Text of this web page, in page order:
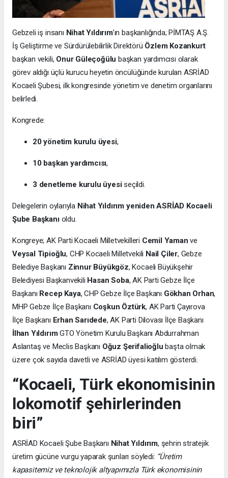
Gebzeli iş insanı Nihat Yıldırım’ın başkanlığında; PİMTAŞ A.Ş.
İş Geliştirme ve Sürdürülebilirlik Direktörü Özlem Kozankurt
başkan vekili, Onur Güleçoğülu başkan yardımcısı olarak
görev aldığı üçlü kurucu heyetin öncülüğünde kurulan ASRİAD
Kocaeli Şubesi, ilk kongresinde yönetim ve denetim organlarını
belirledi.
Kongrede:
20 yönetim kurulu üyesi,
10 başkan yardımcısı,
3 denetleme kurulu üyesiseçildi.
Delegelerin oylarıyla Nihat Yıldırım yeniden ASRİAD Kocaeli
Şube Başkanıoldu.
Kongreye; AK Parti Kocaeli Milletvekilleri Cemil Yaman ve
Veysal Tipioğlu, CHP Kocaeli Milletvekili Nail Çiler, Gebze
Belediye Başkanı Zinnur Büyükgöz, Kocaeli Büyükşehir
Belediyesi Başkanvekili Hasan Soba, AK Parti Gebze İlçe
Başkanı Recep Kaya, CHP Gebze İlçe Başkanı Gökhan Orhan,
MHP Gebze İlçe Başkanı Coşkun Öztürk, AK Parti Çayırova
İlçe Başkanı Erhan Sarıdede, AK Parti Dilovası İlçe Başkanı
İlhan YıldırımGTO Yönetim Kurulu Başkanı Abdurrahman
Aslantaş ve Meclis Başkanı Oğuz Şerifalioğlu başta olmak
üzere çok sayıda davetli ve ASRİAD üyesi katılım gösterdi.
“Kocaeli, Türk ekonomisinin
lokomotif şehirlerinden
biri”
ASRİAD Kocaeli Şube Başkanı Nihat Yıldırım, şehrin stratejik
üretim gücüne vurgu yaparak şunları söyledi: “Üretim
kapasitemiz ve teknolojik altyapımızla Türk ekonomisinin